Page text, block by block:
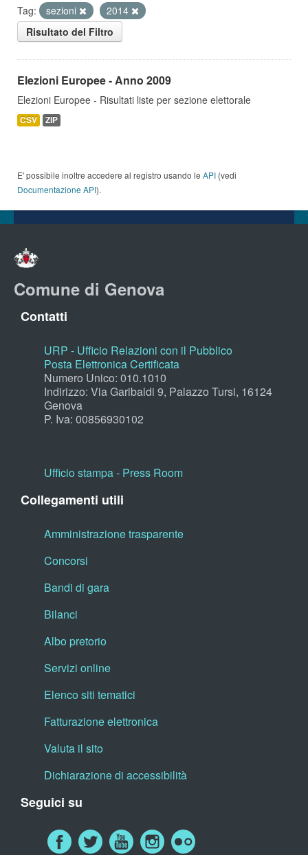
Tag:
sezioni
2014
Risultato del Filtro
Elezioni Europee - Anno 2009
Elezioni Europee - Risultati liste per sezione elettorale
CSV ZIP
E' possibile inoltre accedere al registro usando le API (vedi
Documentazione API).
Comune di Genova
Contatti
URP - Ufficio Relazioni con il Pubblico
Posta Elettronica Certificata
Numero Unico: 010.1010
Indirizzo: Via Garibaldi 9, Palazzo Tursi, 16124
Genova
P. Iva: 00856930102
Ufficio stampa - Press Room
Collegamenti utili
Amministrazione trasparente
Concorsi
Bandi di gara
Bilanci
Albo pretorio
Servizi online
Elenco siti tematici
Fatturazione elettronica
Valuta il sito
Dichiarazione di accessibilità
Seguici su